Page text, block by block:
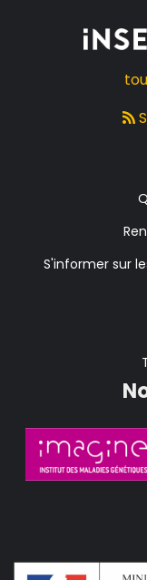
S'informer sur